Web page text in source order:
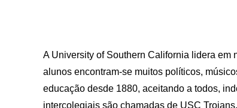
A University of Southern California lidera em
alunos encontram-se muitos políticos,
educação desde 1880, aceitando a todos,
intercolegiais são chamadas de USC